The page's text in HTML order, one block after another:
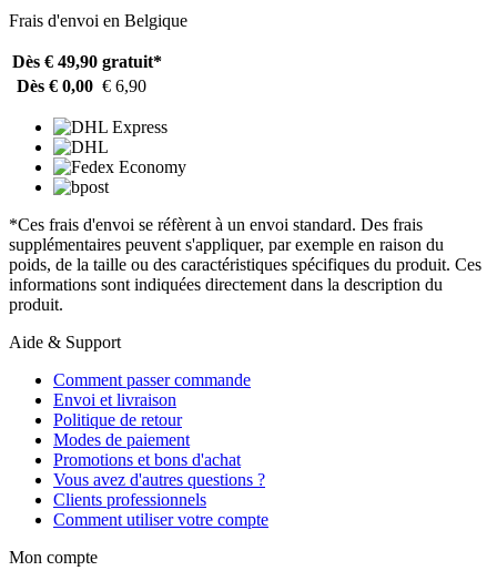
Frais d'envoi en Belgique
Dès € 49,90 gratuit*
Dès € 0,00 € 6,90
*Ces frais d'envoi se réfèrent à un envoi standard. Des frais
supplémentaires peuvent s'appliquer, par exemple en raison du
poids, de la taille ou des caractéristiques spécifiques du produit. Ces
informations sont indiquées directement dans la description du
produit.
Aide & Support
Comment passer commande
Envoi et livraison
Politique de retour
Modes de paiement
Promotions et bons d'achat
Vous avez d'autres questions ?
Clients professionnels
Comment utiliser votre compte
Mon compte